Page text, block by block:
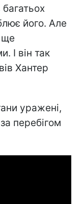
його. Але
ще
І він так
Хантер
уражені,
перебігом